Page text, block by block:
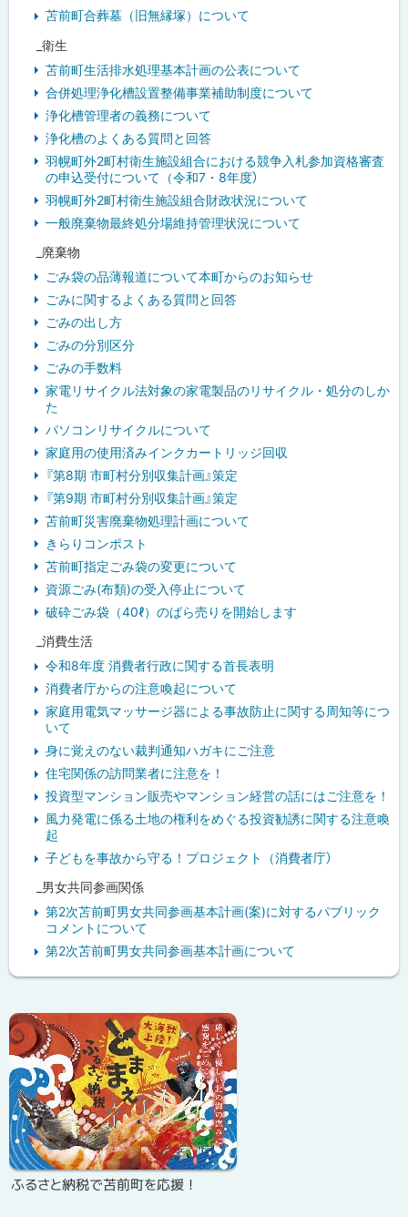
苫前町合葬墓（旧無縁塚）について
_衛生
苫前町生活排水処理基本計画の公表について
合併処理浄化槽設置整備事業補助制度について
浄化槽管理者の義務について
浄化槽のよくある質問と回答
羽幌町外2町村衛生施設組合における競争入札参加資格審査
の申込受付について（令和7・8年度）
羽幌町外2町村衛生施設組合財政状況について
一般廃棄物最終処分場維持管理状況について
_廃棄物
ごみ袋の品薄報道について本町からのお知らせ
ごみに関するよくある質問と回答
ごみの出し方
ごみの分別区分
ごみの手数料
家電リサイクル法対象の家電製品のリサイクル・処分のしか
た
パソコンリサイクルについて
家庭用の使用済みインクカートリッジ回収
『第8期 市町村分別収集計画』策定
『第9期 市町村分別収集計画』策定
苫前町災害廃棄物処理計画について
きらりコンポスト
苫前町指定ごみ袋の変更について
資源ごみ(布類)の受入停止について
破砕ごみ袋（40ℓ）のばら売りを開始します
_消費生活
令和8年度 消費者行政に関する首長表明
消費者庁からの注意喚起について
家庭用電気マッサージ器による事故防止に関する周知等につ
いて
身に覚えのない裁判通知ハガキにご注意
住宅関係の訪問業者に注意を！
投資型マンション販売やマンション経営の話にはご注意を！
風力発電に係る土地の権利をめぐる投資勧誘に関する注意喚
起
子どもを事故から守る！プロジェクト（消費者庁）
_男女共同参画関係
第2次苫前町男女共同参画基本計画(案)に対するパブリック
コメントについて
第2次苫前町男女共同参画基本計画について
ッ
ク
ア
ッ
プ
ふるさと納税で苫前町を応援！